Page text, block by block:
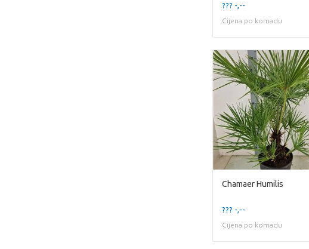
??? -,--
Cijena po komadu
Chamaer Humilis
??? -,--
Cijena po komadu